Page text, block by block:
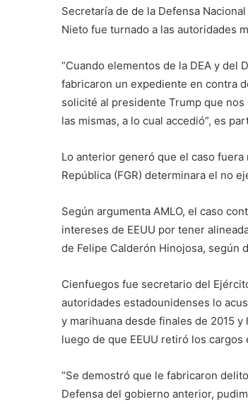
Secretaría de de la Defensa
Nieto fue turnado a las autoridades
“Cuando elementos de la DEA y del
fabricaron un expediente en contra
solicité al presidente Trump que
las mismas, a lo cual accedió”, es
Lo anterior generó que el caso
República (FGR) determinara el no
Según argumenta AMLO, el caso
intereses de EEUU por tener
de Felipe Calderón Hinojosa, según
Cienfuegos fue secretario del
autoridades estadounidenses lo
y marihuana desde finales de 2015
luego de que EEUU retiró los cargos
“Se demostró que le fabricaron
Defensa del gobierno anterior,